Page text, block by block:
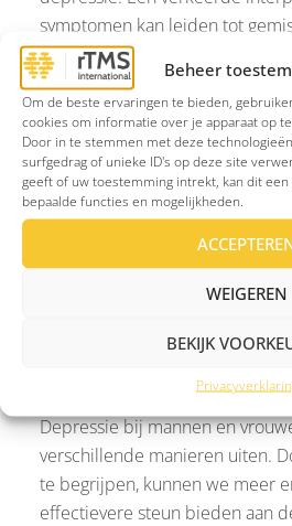
Beheer
Om de beste ervaringen te bieden,
cookies om informatie over je apparaat op
Door in te stemmen met deze
surfgedrag of unieke ID's op deze site
geeft of uw toestemming intrekt, kan dit
bepaalde functies en mogelijkheden.
WEIGEREN
BEKIJK
symptomen kan leiden tot
waardoor mannen en vrouwen
krijgen die ze nodig hebben.
combinatie van medicatie,
ondersteuning effectief zijn,
van hormonale
belangrijk om een omgeving te
zich veilig voelen om over hun
zonder oordeel. Dit kan het
hen aanmoedigen om hulp te
Begrip en behandeling
Depressie bij mannen en
verschillende manieren uiten.
te begrijpen, kunnen we meer
effectievere steun bieden aan